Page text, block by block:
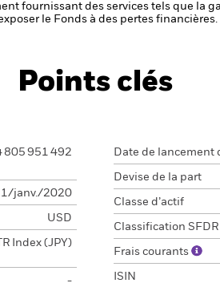
fournissant des services tels que la
le Fonds à des pertes financières.
Points clés
805 951 492
janv./2020
USD
Index (JPY)
-
Date de lancement
Devise de la part
Classe d’actif
Classification SFDR
Frais courants
ISIN